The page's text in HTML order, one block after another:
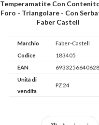
Temperamatite Con
Foro - Triangolare - Con
Faber Castell
Marchio
Faber-Castell
Codice
183405
EAN
6933256640628
Unità di
vendita
PZ 24